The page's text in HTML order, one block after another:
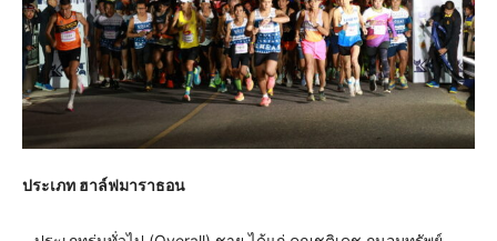
ประเภท ฮาล์ฟมาราธอน